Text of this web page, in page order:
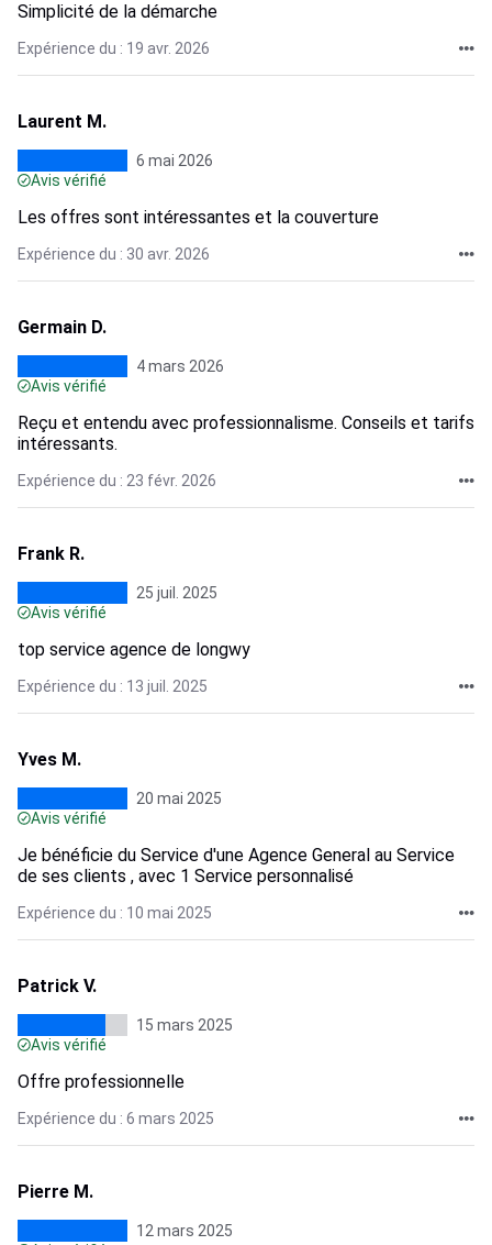
Simplicité de la démarche
Expérience du : 19 avr. 2026
Laurent M.
6 mai 2026
Avis vérifié
Les offres sont intéressantes et la couverture
Expérience du : 30 avr. 2026
Germain D.
4 mars 2026
Avis vérifié
Reçu et entendu avec professionnalisme. Conseils et tarifs
intéressants.
Expérience du : 23 févr. 2026
Frank R.
25 juil. 2025
Avis vérifié
top service agence de longwy
Expérience du : 13 juil. 2025
Yves M.
20 mai 2025
Avis vérifié
Je bénéficie du Service d'une Agence General au Service
de ses clients , avec 1 Service personnalisé
Expérience du : 10 mai 2025
Patrick V.
15 mars 2025
Avis vérifié
Offre professionnelle
Expérience du : 6 mars 2025
Pierre M.
12 mars 2025